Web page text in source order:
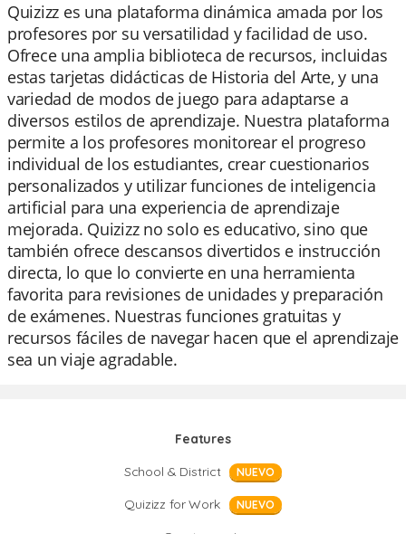
Quizizz es una plataforma dinámica amada por los
profesores por su versatilidad y facilidad de uso.
Ofrece una amplia biblioteca de recursos, incluidas
estas tarjetas didácticas de Historia del Arte, y una
variedad de modos de juego para adaptarse a
diversos estilos de aprendizaje. Nuestra plataforma
permite a los profesores monitorear el progreso
individual de los estudiantes, crear cuestionarios
personalizados y utilizar funciones de inteligencia
artificial para una experiencia de aprendizaje
mejorada. Quizizz no solo es educativo, sino que
también ofrece descansos divertidos e instrucción
directa, lo que lo convierte en una herramienta
favorita para revisiones de unidades y preparación
de exámenes. Nuestras funciones gratuitas y
recursos fáciles de navegar hacen que el aprendizaje
sea un viaje agradable.
Features
School & District
NUEVO
Quizizz for Work NUEVO